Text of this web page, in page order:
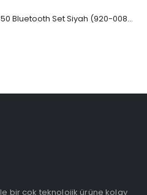
Logitech MK850 Bluetooth Set Siyah (920-008230)
bir çok teknolojik ürüne kolay